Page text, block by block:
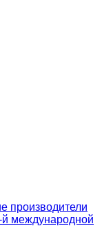
производители
й международной